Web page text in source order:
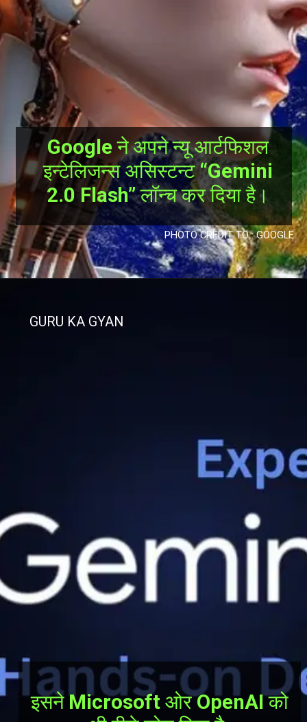
Googleने अपने न्यू आर्टफिशल
इन्टेलिजन्स असिस्टन्ट“Gemini
2.0 Flash”लॉन्च कर दिया है।
PHOTO CREDIT TO : GOOGLE
इसनेMicrosoftओरOpenAIको
GURU KA GYAN